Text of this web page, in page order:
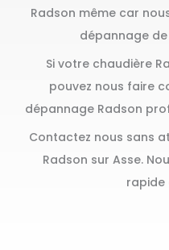
Radson même car
dépannage
Si votre chaudière
pouvez nous faire
dépannage Radson
Contactez nous sans
Radson sur Asse.
rapide